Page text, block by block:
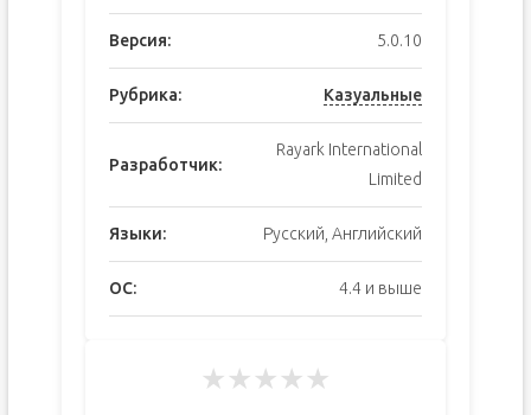
Версия: 5.0.10
Рубрика: Казуальные
Разработчик:
Rayark International
Limited
Языки: Русский, Английский
ОС: 4.4 и выше
★★★★★